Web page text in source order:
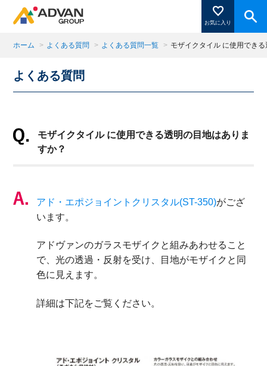
お気に入り
商品ページにある「お気に入り登録」を押すと登録した
商品がここに表示されます。
ホーム > よくある質問 > よくある質問一覧 > モザイクタイル に使用でき
よくある質問
モザイクタイル に使用できる透明の目地はありま
すか？
アド・エポジョイントクリスタル(ST-350)がござ
います。
アドヴァンのガラスモザイクと組みあわせること
で、光の透過・反射を受け、目地がモザイクと同
色に見えます。
詳細は下記をご覧ください。